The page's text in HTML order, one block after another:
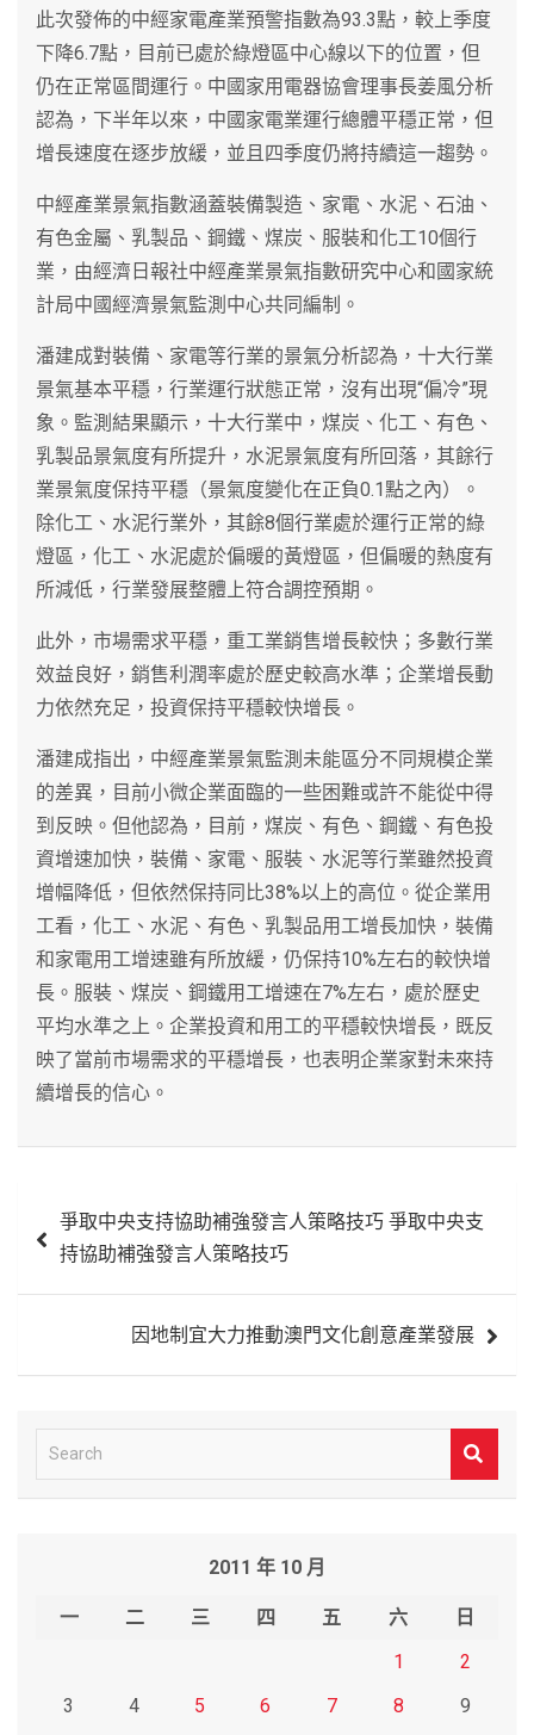
此次發佈的中經家電產業預警指數為93.3點，較上季度
下降6.7點，目前已處於綠燈區中心線以下的位置，但
仍在正常區間運行。中國家用電器協會理事長姜風分析
認為，下半年以來，中國家電業運行總體平穩正常，但
增長速度在逐步放緩，並且四季度仍將持續這一趨勢。
中經產業景氣指數涵蓋裝備製造、家電、水泥、石油、
有色金屬、乳製品、鋼鐵、煤炭、服裝和化工10個行
業，由經濟日報社中經產業景氣指數研究中心和國家統
計局中國經濟景氣監測中心共同編制。
潘建成對裝備、家電等行業的景氣分析認為，十大行業
景氣基本平穩，行業運行狀態正常，沒有出現“偏冷”現
象。監測結果顯示，十大行業中，煤炭、化工、有色、
乳製品景氣度有所提升，水泥景氣度有所回落，其餘行
業景氣度保持平穩（景氣度變化在正負0.1點之內）。
除化工、水泥行業外，其餘8個行業處於運行正常的綠
燈區，化工、水泥處於偏暖的黃燈區，但偏暖的熱度有
所減低，行業發展整體上符合調控預期。
此外，市場需求平穩，重工業銷售增長較快；多數行業
效益良好，銷售利潤率處於歷史較高水準；企業增長動
力依然充足，投資保持平穩較快增長。
潘建成指出，中經產業景氣監測未能區分不同規模企業
的差異，目前小微企業面臨的一些困難或許不能從中得
到反映。但他認為，目前，煤炭、有色、鋼鐵、有色投
資增速加快，裝備、家電、服裝、水泥等行業雖然投資
增幅降低，但依然保持同比38%以上的高位。從企業用
工看，化工、水泥、有色、乳製品用工增長加快，裝備
和家電用工增速雖有所放緩，仍保持10%左右的較快增
長。服裝、煤炭、鋼鐵用工增速在7%左右，處於歷史
平均水準之上。企業投資和用工的平穩較快增長，既反
映了當前市場需求的平穩增長，也表明企業家對未來持
續增長的信心。
章 爭取中央支持協助補強發言人策略技巧 爭取中央支
持協助補強發言人策略技巧
因地制宜大力推動澳門文化創意產業發展
e
2011 年 10 月
一 二 三 四 五 六
日
1
2
3
4 5 6 7 8 9